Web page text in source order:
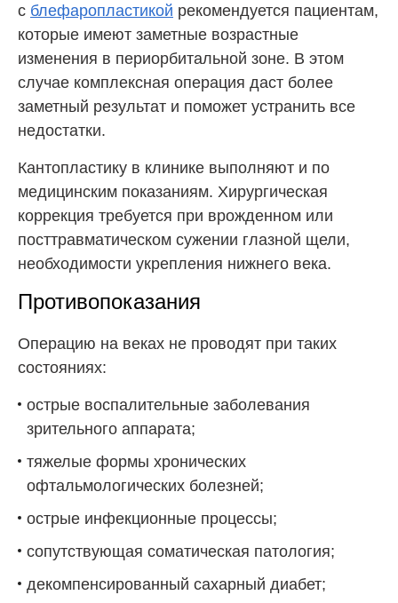
с блефаропластикой рекомендуется пациентам,
которые имеют заметные возрастные
изменения в периорбитальной зоне. В этом
случае комплексная операция даст более
заметный результат и поможет устранить все
недостатки.
Кантопластику в клинике выполняют и по
медицинским показаниям. Хирургическая
коррекция требуется при врожденном или
посттравматическом сужении глазной щели,
необходимости укрепления нижнего века.
Противопоказания
Операцию на веках не проводят при таких
состояниях:
острые воспалительные заболевания
зрительного аппарата;
тяжелые формы хронических
офтальмологических болезней;
острые инфекционные процессы;
сопутствующая соматическая патология;
декомпенсированный сахарный диабет;